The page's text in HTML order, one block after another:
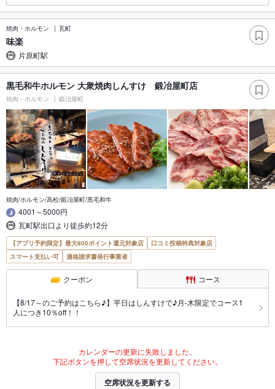
焼肉・ホルモン 瓦町
味楽
片原町駅
黒毛和牛ホルモン 大衆焼肉しんすけ 鍛冶屋町店
焼肉・ホルモン 鍛冶屋町
焼肉/ホルモン/高松/鍛冶屋町/黒毛和牛
4001～5000円
瓦町駅出口より徒歩約12分
【アプリ予約限定】最大800ポイント還元対象店
口コミ投稿特典対象店
スマート支払い可
適格請求書発行事業者
クーポン コース
【8/17～のご予約はこちら♪】平日はしんすけで♪月-木限定でコース1
人につき10％off！！
カレンダーの更新に失敗しました。
下記ボタンを押して空席状況を更新してください。
空席状況を更新する